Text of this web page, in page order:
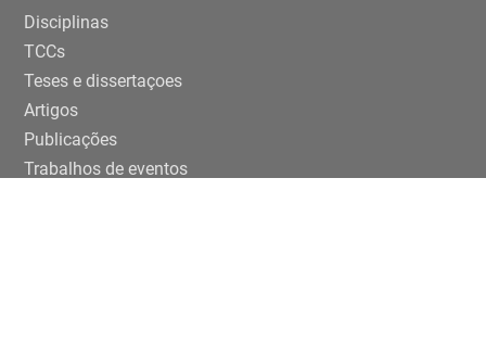
Disciplinas
TCCs
Teses e dissertaçoes
Artigos
Publicações
Trabalhos de eventos